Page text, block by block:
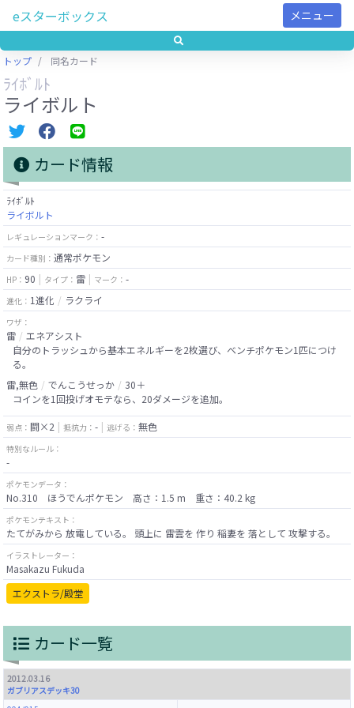
eスターボックス メニュー
トップ 同名カード
ﾗｲﾎﾞﾙﾄ
ライボルト
カード情報
ﾗｲﾎﾞﾙﾄ
ライボルト
レギュレーションマーク： -
カード種別： 通常ポケモン
HP： 90 タイプ： 雷 マーク： -
進化： 1進化 ラクライ
ワザ：
雷
エネアシスト
自分のトラッシュから基本エネルギーを2枚選び、ベンチポケモン1匹につけ
る。
雷,無色
でんこうせっか
30＋
コインを1回投げオモテなら、20ダメージを追加。
弱点： 闘×2 抵抗力： - 逃げる： 無色
特別なルール：
-
ポケモンデータ：
No.310 ほうでんポケモン 高さ：1.5 m 重さ：40.2 kg
ポケモンテキスト：
たてがみから 放電している。 頭上に 雷雲を 作り 稲妻を 落として 攻撃する。
イラストレーター：
Masakazu Fukuda
エクストラ/殿堂
カード一覧
2012.03.16
ガブリアスデッキ30